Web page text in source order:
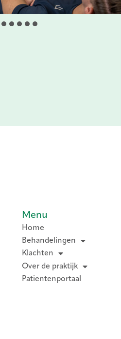
Menu
Home
Behandelingen
Klachten
Over de praktijk
Patientenportaal